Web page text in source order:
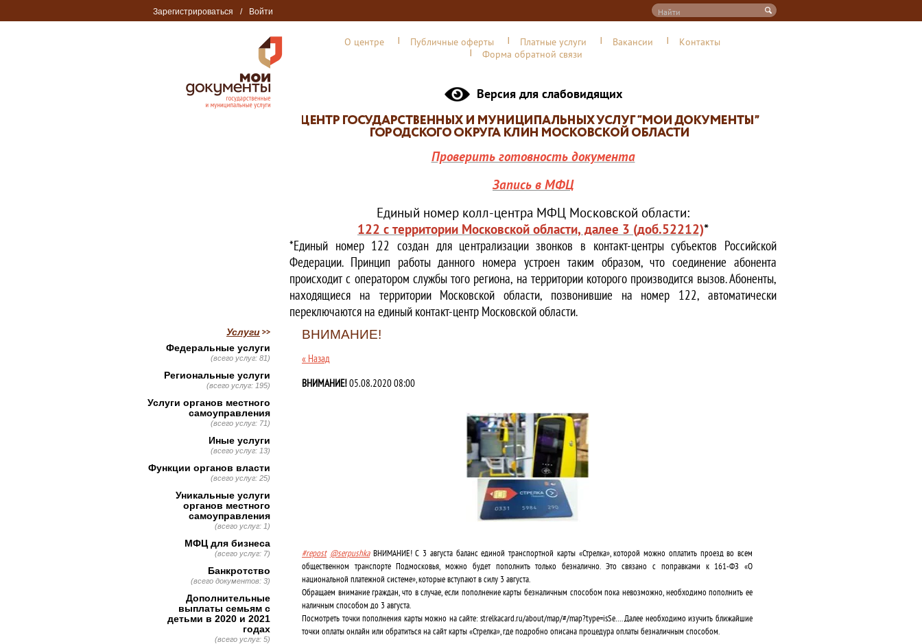
Зарегистрироваться / Войти
О центре Публичные оферты Платные услуги Вакансии
Контакты
Форма обратной связи
Версия для слабовидящих
Проверить готовность документа
Запись в МФЦ
Единый номер колл-центра МФЦ Московской области:
122 с территории Московской области, далее 3 (доб.52212)*
*Единый номер 122 создан для централизации звонков в контакт-центры субъектов Российской
Федерации. Принцип работы данного номера устроен таким образом, что соединение абонента
происходит с оператором службы того региона, на территории которого производится вызов. Абоненты,
находящиеся на территории Московской области, позвонившие на номер 122, автоматически
переключаются на единый контакт-центр Московской области.
ВНИМАНИЕ!
« Назад
ВНИМАНИЕ!05.08.2020 08:00
#repost @serpushka ВНИМАНИЕ! С 3 августа баланс единой транспортной карты «Стрелка», которой можно оплатить проезд во всем
общественном транспорте Подмосковья, можно будет пополнить только безналично. Это связано с поправками к 161-ФЗ «О
национальной платежной системе», которые вступают в силу 3 августа.
Обращаем внимание граждан, что в случае, если пополнение карты безналичным способом пока невозможно, необходимо пополнить ее
наличным способом до 3 августа.
Посмотреть точки пополнения карты можно на сайте: strelkacard.ru/about/map/#/map?type=isSe…. Далее необходимо изучить ближайшие
точки оплаты онлайн или обратиться на сайт карты «Стрелка», где подробно описана процедура оплаты безналичным способом.
Услуги
Федеральные услуги
(всего услуг: 81)
Региональные услуги
(всего услуг: 195)
Услуги органов местного
самоуправления
(всего услуг: 71)
Иные услуги
(всего услуг: 13)
Функции органов власти
(всего услуг: 25)
Уникальные услуги
органов местного
самоуправления
(всего услуг: 1)
МФЦ для бизнеса
(всего услуг: 7)
Банкротство
(всего документов: 3)
Дополнительные
выплаты семьям с
детьми в 2020 и 2021
годах
(всего услуг: 5)